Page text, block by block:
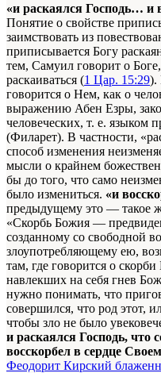
«и раскаялся Господь… и
Понятие о свойстве
заимствовать из
приписывается Богу
тем, Самуил говорит о
раскаиваться (1 Цар. 15:29).
говорится о Нем, как о
выражению Абен Езры,
человеческих, т. е. языком
(Филарет). В частности,
способ изменения
мысли о крайнем
бы до того, что само
было измениться. «и
предыдущему это — такое
«Скорбь Божия —
созданному со свободной
злоупотребляющему ею,
там, где говорится о
навлекших на себя гнев
нужно понимать, что
совершился, что род этот,
чтобы зло не было
и раскаялся Господь, что
восскорбел в сердце
Феодорит Кирский